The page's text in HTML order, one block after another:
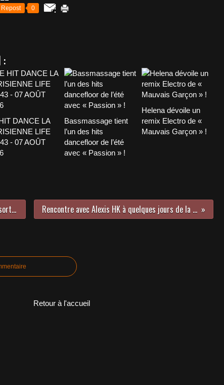
Repost 0
:
DANCE LA
LIFE
- 07 AOÛT
Bassmassage tient
l’un des hits
dancefloor de l’été
avec « Passion » !
Helena dévoile un
remix Electro de «
Mauvais Garçon » !
Le groupe The Rasmus sort un nouveau titre ! Rencontre avec Alexis HK à quelques jours de la sortie de son nouvel album !
Retour à l'accueil